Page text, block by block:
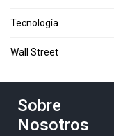
Tecnología
Wall Street
Sobre
Nosotros